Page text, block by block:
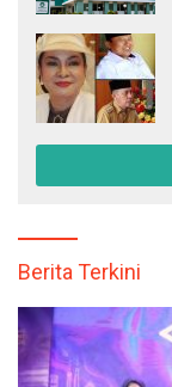
Berita Terkini